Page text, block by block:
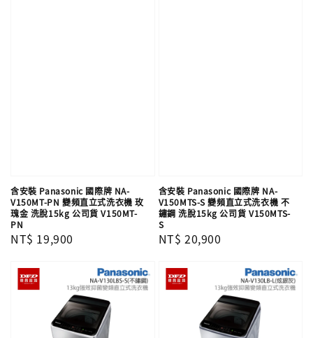
含安裝 Panasonic 國際牌 NA-
V150MT-PN 變頻直立式洗衣機 玫
瑰金 洗脫15kg 公司貨 V150MT-
PN
Regular
NT$ 19,900
含安裝 Panasonic 國際牌 NA-
V150MTS-S 變頻直立式洗衣機 不
鏽鋼 洗脫15kg 公司貨 V150MTS-
S
Regular
NT$ 20,900